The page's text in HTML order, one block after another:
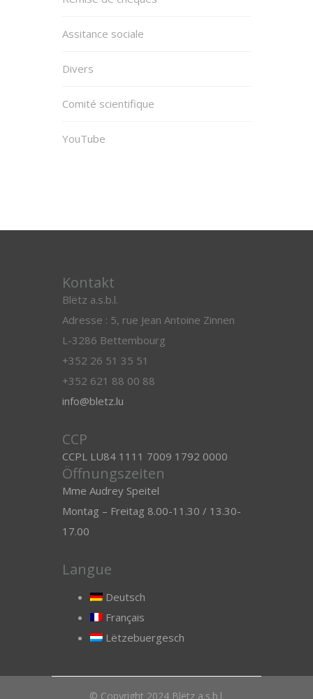
Assitance sociale
Divers
Comité scientifique
YouTube
Kontakt
Blëtz a.s.b.l.
Adresse : 5, rue Jean Antoine Zinnen
L-3286 Bettembourg
+352 26 51 35 51
+352 621 88 00 88
info@bletz.lu
CCP
CCPL LU84 1111 7009 1792 0000
Öffnungszeiten
Mme Audrey Speitel
Montag – Freitag 8.00-11.30 / 13.30-
17.00
Langue
Deutsch
Français
Lëtzebuergesch
© Copyright 2024 Blëtz a.s.b.l.